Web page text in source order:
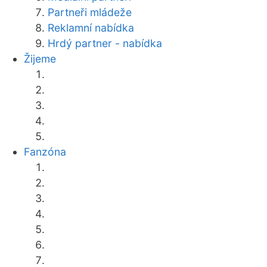
Partneři mládeže
Reklamní nabídka
Hrdý partner - nabídka
Žijeme
Fanzóna